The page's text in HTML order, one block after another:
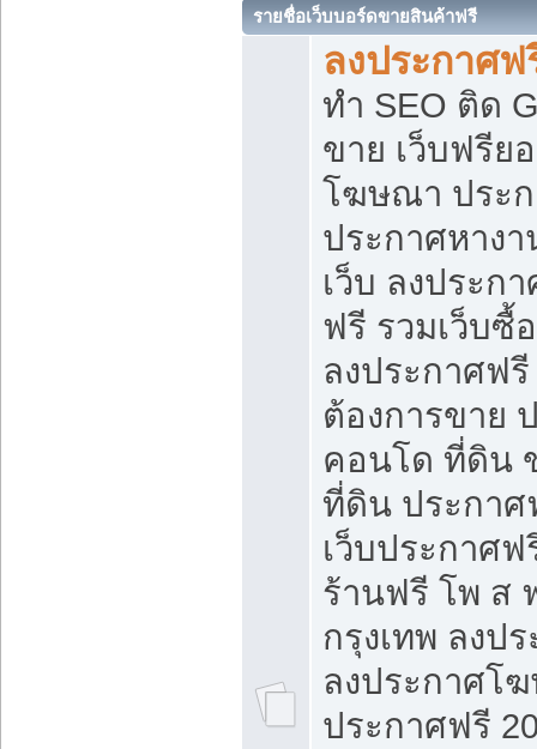
รายชื่อเว็บบอร์ดขายสินค้าฟรี
ลงประกาศฟ
ทำ SEO ติด
ขาย เว็บฟรีย
โฆษณา ประ
ประกาศหาง
เว็บ ลงประก
ฟรี รวมเว็บซื้
ลงประกาศฟ
ต้องการขาย
คอนโด ที่ดิน
ที่ดิน ประกา
เว็บประกาศ
ร้านฟรี โพ ส
กรุงเทพ ลงป
ลงประกาศโ
ประกาศฟรี